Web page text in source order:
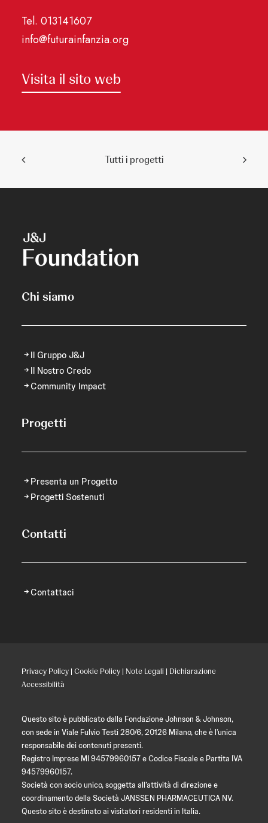
Tel. 013141607
info@futurainfanzia.org
Visita il sito web
Tutti i progetti
Chi siamo
Il Gruppo J&J
Il Nostro Credo
Community Impact
Progetti
Presenta un Progetto
Progetti Sostenuti
Contatti
Contattaci
Privacy Policy | Cookie Policy | Note Legali | Dichiarazione
Accessibilità
Questo sito è pubblicato dalla Fondazione Johnson & Johnson,
con sede in Viale Fulvio Testi 280/6, 20126 Milano, che è l’unica
responsabile dei contenuti presenti.
Registro Imprese MI 94579960157 e Codice Fiscale e Partita IVA
94579960157.
Società con socio unico, soggetta all’attività di direzione e
coordinamento della Società JANSSEN PHARMACEUTICA NV.
Questo sito è destinato ai visitatori residenti in Italia.